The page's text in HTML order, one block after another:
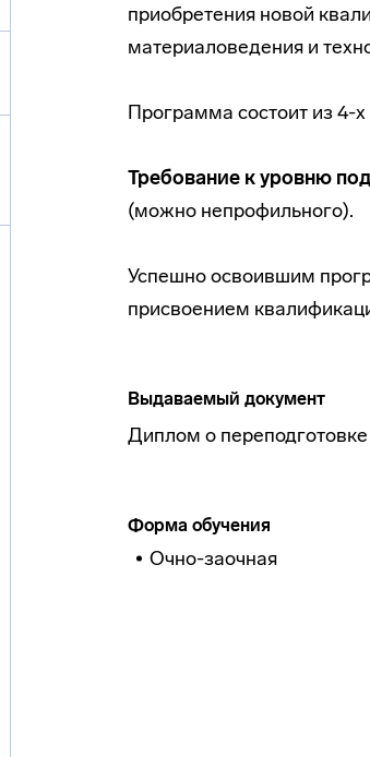
приобретения новой
материаловедения и
Программа состоит из 4-
Требование к уровню
(можно непрофильного).
Успешно освоившим
присвоением
Выдаваемый документ
Диплом о переподготовке
Форма обучения
Очно-заочная